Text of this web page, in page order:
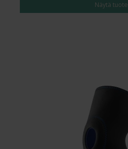
Näytä tuote